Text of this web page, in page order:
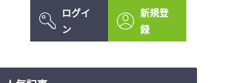
ログイ
ン
新規登
録